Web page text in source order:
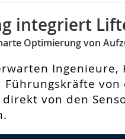
integriert
Optimierung von
Ingenieure,
Führungskräfte
von den